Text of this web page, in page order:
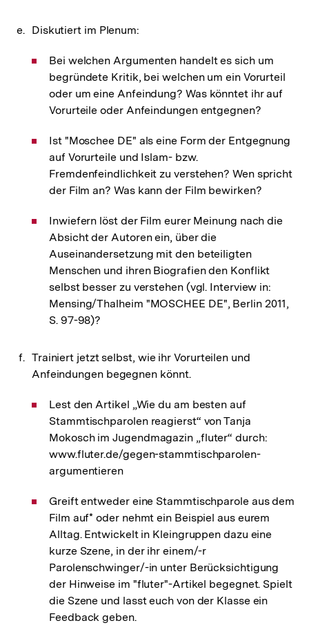
Diskutiert im Plenum:
Bei welchen Argumenten handelt es sich um
begründete Kritik, bei welchen um ein Vorurteil
oder um eine Anfeindung? Was könntet ihr auf
Vorurteile oder Anfeindungen entgegnen?
Ist "Moschee DE" als eine Form der Entgegnung
auf Vorurteile und Islam- bzw.
Fremdenfeindlichkeit zu verstehen? Wen spricht
der Film an? Was kann der Film bewirken?
Inwiefern löst der Film eurer Meinung nach die
Absicht der Autoren ein, über die
Auseinandersetzung mit den beteiligten
Menschen und ihren Biografien den Konflikt
selbst besser zu verstehen (vgl. Interview in:
Mensing/Thalheim "MOSCHEE DE", Berlin 2011,
S. 97-98)?
Trainiert jetzt selbst, wie ihr Vorurteilen und
Anfeindungen begegnen könnt.
Lest den Artikel „Wie du am besten auf
Stammtischparolen reagierst“ von Tanja
Mokosch im Jugendmagazin „fluter“ durch:
www.fluter.de/gegen-stammtischparolen-
argumentieren
Greift entweder eine Stammtischparole aus dem
Film auf* oder nehmt ein Beispiel aus eurem
Alltag. Entwickelt in Kleingruppen dazu eine
kurze Szene, in der ihr einem/-r
Parolenschwinger/-in unter Berücksichtigung
der Hinweise im "fluter"-Artikel begegnet. Spielt
die Szene und lasst euch von der Klasse ein
Feedback geben.